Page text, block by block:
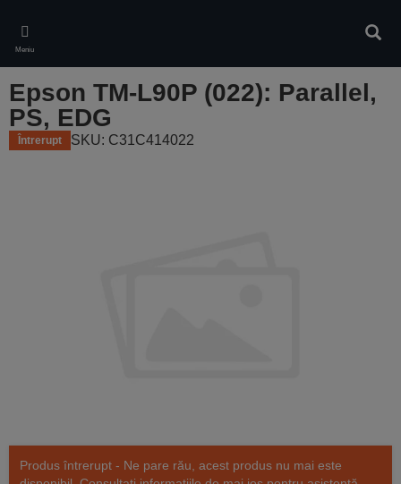
main
content
Meniu
Epson TM-L90P (022): Parallel,
PS, EDG
Întrerupt SKU: C31C414022
Produs întrerupt - Ne pare rău, acest produs nu mai este